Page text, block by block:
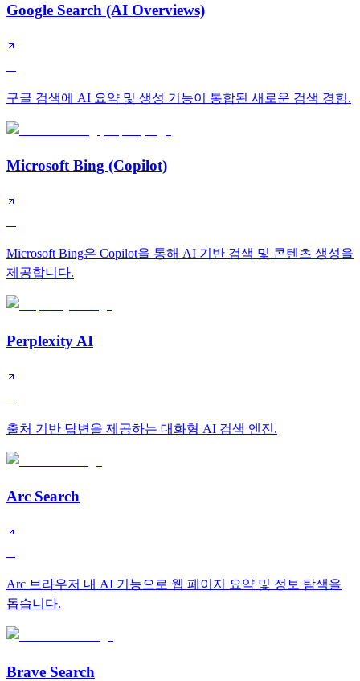
Google Search (AI Overviews)
구글 검색에 AI 요약 및 생성 기능이 통합된 새로운 검색 경험.
Microsoft Bing (Copilot)
Microsoft Bing은 Copilot을 통해 AI 기반 검색 및 콘텐츠 생성을
제공합니다.
Perplexity AI
출처 기반 답변을 제공하는 대화형 AI 검색 엔진.
Arc Search
Arc 브라우저 내 AI 기능으로 웹 페이지 요약 및 정보 탐색을
돕습니다.
Brave Search